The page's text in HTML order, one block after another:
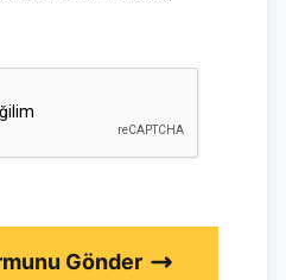
Gönder